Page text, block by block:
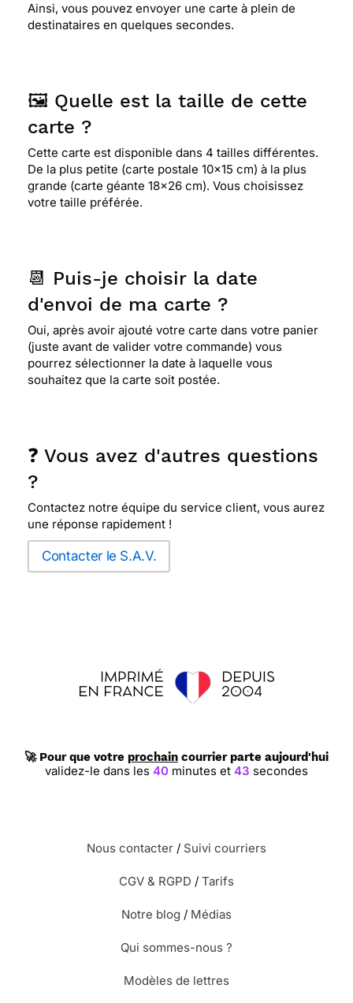
Ainsi, vous pouvez envoyer une carte à plein de
destinataires en quelques secondes.
🖼️ Quelle est la taille de cette
carte ?
Cette carte est disponible dans 4 tailles différentes.
De la plus petite (carte postale 10x15 cm) à la plus
grande (carte géante 18x26 cm). Vous choisissez
votre taille préférée.
📆 Puis-je choisir la date
d'envoi de ma carte ?
Oui, après avoir ajouté votre carte dans votre panier
(juste avant de valider votre commande) vous
pourrez sélectionner la date à laquelle vous
souhaitez que la carte soit postée.
❓ Vous avez d'autres questions
?
Contactez notre équipe du service client, vous aurez
une réponse rapidement !
Contacter le S.A.V.
🚀 Pour que votre prochain courrier parte aujourd'hui
validez-le dans les40 minutes et42 secondes
Nous contacter / Suivi courriers
CGV & RGPD / Tarifs
Notre blog / Médias
Qui sommes-nous ?
Modèles de lettres